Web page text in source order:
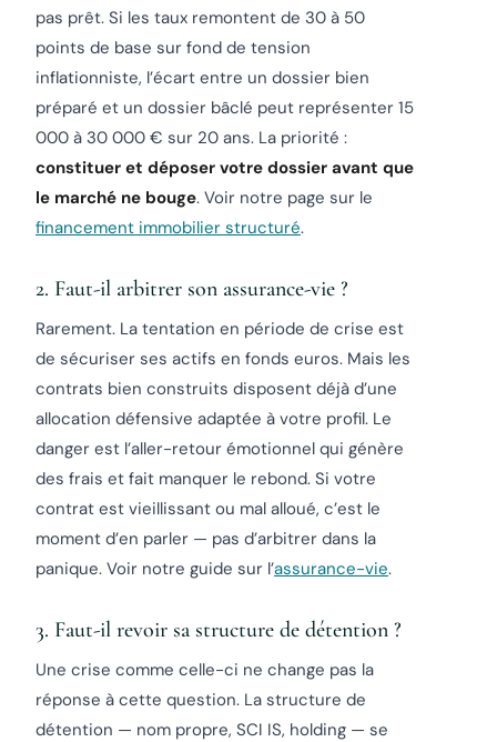
pas prêt. Si les taux remontent de 30 à 50
points de base sur fond de tension
inflationniste, l’écart entre un dossier bien
préparé et un dossier bâclé peut représenter 15
000 à 30 000 € sur 20 ans. La priorité :
constituer et déposer votre dossier avant que
le marché ne bouge. Voir notre page sur le
financement immobilier structuré.
2. Faut-il arbitrer son assurance-vie ?
Rarement. La tentation en période de crise est
de sécuriser ses actifs en fonds euros. Mais les
contrats bien construits disposent déjà d’une
allocation défensive adaptée à votre profil. Le
danger est l’aller-retour émotionnel qui génère
des frais et fait manquer le rebond. Si votre
contrat est vieillissant ou mal alloué, c’est le
moment d’en parler — pas d’arbitrer dans la
panique. Voir notre guide sur l’assurance-vie.
3. Faut-il revoir sa structure de détention ?
Une crise comme celle-ci ne change pas la
réponse à cette question. La structure de
détention — nom propre, SCI IS, holding — se